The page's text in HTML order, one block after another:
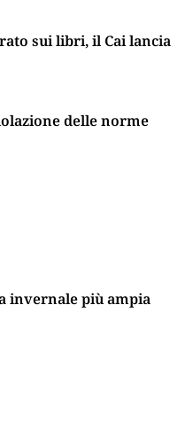
sui libri, il Cai lancia
delle norme
invernale più ampia